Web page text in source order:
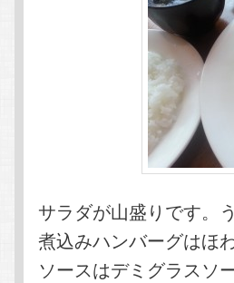
サラダが山盛りです。
煮込みハンバーグはほ
ソースはデミグラスソ